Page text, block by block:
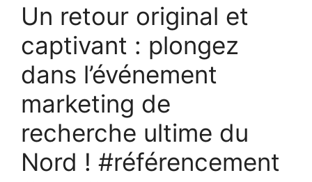
Un retour original et
captivant : plongez
dans l’événement
marketing de
recherche ultime du
Nord ! #référencement